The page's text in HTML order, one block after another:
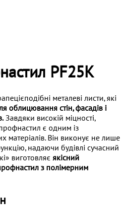
PF25K
металеві листи, які
облицювання стін, фасадів і
Завдяки високій міцності,
профнастил є одним із
матеріалів. Він виконує не лише
надаючи будівлі сучасний
виготовляє якісний
з полімерним